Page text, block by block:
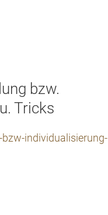
bzw.
Tricks
individualisierung-